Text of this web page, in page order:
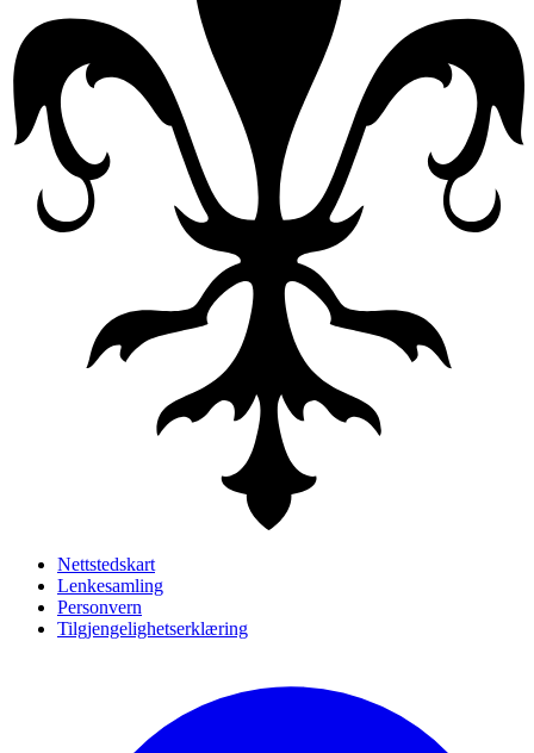
Nettstedskart
Lenkesamling
Personvern
Tilgjengelighetserklæring